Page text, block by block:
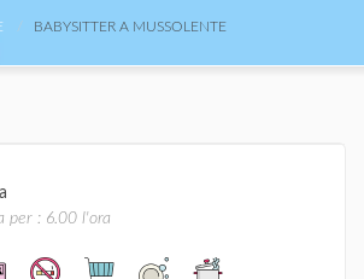
BABYSITTER A MUSSOLENTE
per : 6.00 l'ora